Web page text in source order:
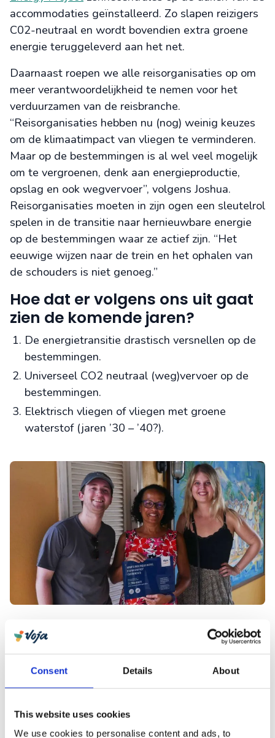
Consent Details About
This website uses cookies
We use cookies to personalise content and ads, to
accommodaties geïnstalleerd. Zo slapen reizigers
C02-neutraal en wordt bovendien extra groene
energie teruggeleverd aan het net.
Daarnaast roepen we alle reisorganisaties op om
meer verantwoordelijkheid te nemen voor het
verduurzamen van de reisbranche.
“Reisorganisaties hebben nu (nog) weinig keuzes
om de klimaatimpact van vliegen te verminderen.
Maar op de bestemmingen is al wel veel mogelijk
om te vergroenen, denk aan energieproductie,
opslag en ook wegvervoer”, volgens Joshua.
Reisorganisaties moeten in zijn ogen een sleutelrol
spelen in de transitie naar hernieuwbare energie
op de bestemmingen waar ze actief zijn. “Het
eeuwige wijzen naar de trein en het ophalen van
de schouders is niet genoeg.”
Hoe dat er volgens ons uit gaat
zien de komende jaren?
De energietransitie drastisch versnellen op de
bestemmingen.
Universeel CO2 neutraal (weg)vervoer op de
bestemmingen.
Elektrisch vliegen of vliegen met groene
waterstof (jaren ’30 – ’40?).
Kom meer te weten over de
van Voja en
verbeter samen met ons de wereld met je reis!
Ontdek onze reizen in
Kaapverdië
Alles bekijken